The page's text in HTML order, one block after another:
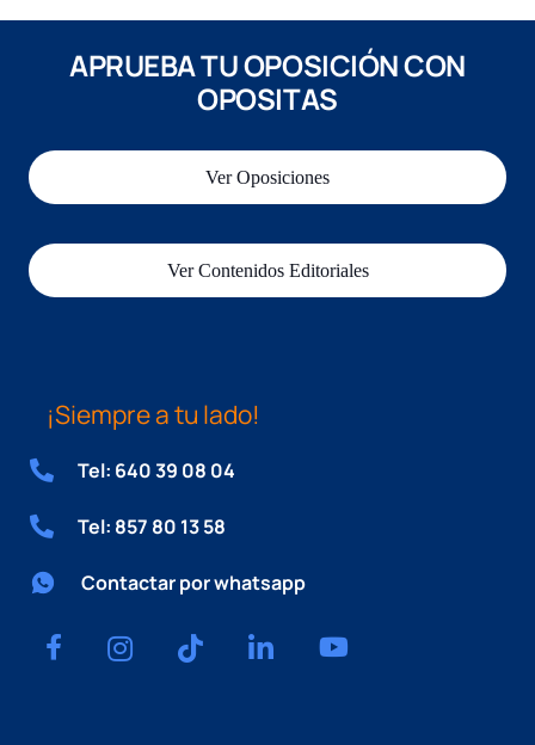
APRUEBA TU OPOSICIÓN CON
OPOSITAS
Ver Oposiciones
Ver Contenidos Editoriales
¡Siempre a tu lado!
Tel: 640 39 08 04
Tel: 857 80 13 58
Contactar por whatsapp